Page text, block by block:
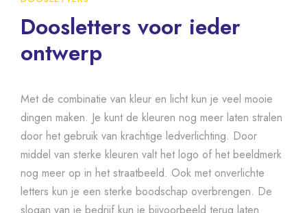
Doosletters voor ieder
ontwerp
Met de combinatie van kleur en licht kun je veel mooie
dingen maken. Je kunt de kleuren nog meer laten stralen
door het gebruik van krachtige ledverlichting. Door
middel van sterke kleuren valt het logo of het beeldmerk
nog meer op in het straatbeeld. Ook met onverlichte
letters kun je een sterke boodschap overbrengen. De